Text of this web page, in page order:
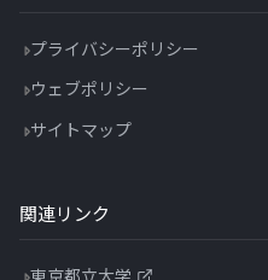
プライバシーポリシー
ウェブポリシー
サイトマップ
関連リンク
東京都立大学